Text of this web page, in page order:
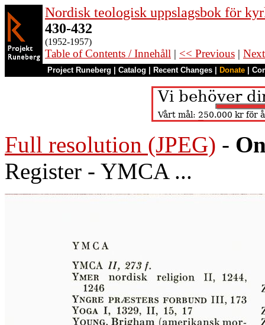
Nordisk teologisk uppslagsbok för
430-432
(1952-1957)
Table of Contents / Innehåll | << Previous |
Project Runeberg Catalog Recent Changes Donate
Full resolution (JPEG) -
Register - YMCA ...